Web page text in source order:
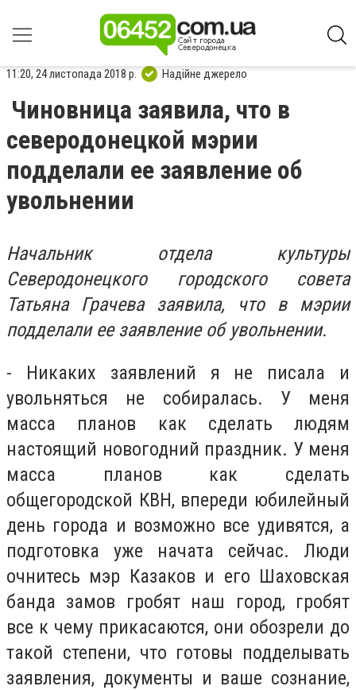
11:20, 24 листопада 2018 р. Надійне джерело
Чиновница заявила, что в
северодонецкой мэрии
подделали ее заявление об
увольнении
Начальник отдела культуры
Северодонецкого городского совета
Татьяна Грачева заявила, что в мэрии
подделали ее заявление об увольнении.
- Никаких заявлений я не писала и
увольняться не собиралась. У меня
масса планов как сделать людям
настоящий новогодний праздник. У меня
масса планов как сделать
общегородской КВН, впереди юбилейный
день города и возможно все удивятся, а
подготовка уже начата сейчас. Люди
очнитесь мэр Казаков и его Шаховская
банда замов гробят наш город, гробят
все к чему прикасаются, они обозрели до
такой степени, что готовы подделывать
заявления, документы и ваше сознание,